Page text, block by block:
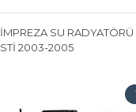
İMPREZA SU RADYATÖRÜ
STİ 2003-2005